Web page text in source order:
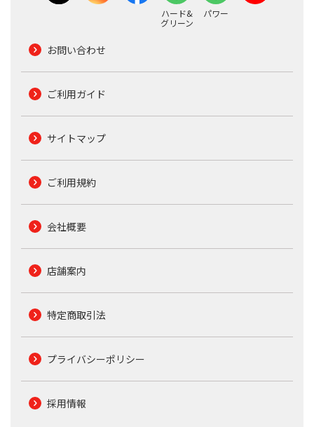
ハード&
グリーン
パワー
お問い合わせ
ご利用ガイド
サイトマップ
ご利用規約
会社概要
店舗案内
特定商取引法
プライバシーポリシー
採用情報